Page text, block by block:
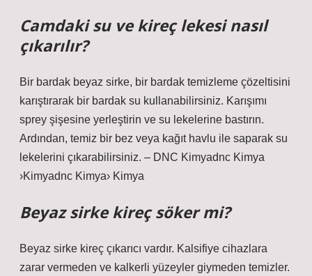
Camdaki su ve kireç lekesi nasıl
çıkarılır?
Bir bardak beyaz sirke, bir bardak temizleme çözeltisini
karıştırarak bir bardak su kullanabilirsiniz. Karışımı
sprey şişesine yerleştirin ve su lekelerine bastırın.
Ardından, temiz bir bez veya kağıt havlu ile saparak su
lekelerini çıkarabilirsiniz. – DNC Kimyadnc Kimya
›Kimyadnc Kimya› Kimya
Beyaz sirke kireç söker mi?
Beyaz sirke kireç çıkarıcı vardır. Kalsifiye cihazlara
zarar vermeden ve kalkerli yüzeyler giymeden temizler.